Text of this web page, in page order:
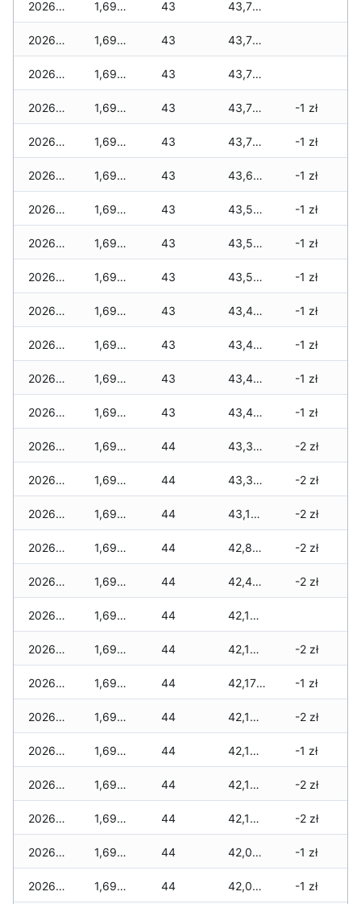
2026-06-30 1,690 zł 43 43,735 zł
2026-06-28 1,690 zł 43 43,725 zł
2026-06-27 1,690 zł 43 43,715 zł
2026-06-26 1,690 zł 43 43,715 zł -1 zł
2026-06-25 1,690 zł 43 43,715 zł -1 zł
2026-06-24 1,690 zł 43 43,615 zł -1 zł
2026-06-23 1,690 zł 43 43,580 zł -1 zł
2026-06-22 1,690 zł 43 43,510 zł -1 zł
2026-06-21 1,690 zł 43 43,500 zł -1 zł
2026-06-20 1,690 zł 43 43,455 zł -1 zł
2026-06-19 1,690 zł 43 43,455 zł -1 zł
2026-06-18 1,690 zł 43 43,430 zł -1 zł
2026-06-17 1,690 zł 43 43,420 zł -1 zł
2026-06-16 1,690 zł 44 43,385 zł -2 zł
2026-06-15 1,690 zł 44 43,385 zł -2 zł
2026-06-14 1,690 zł 44 43,170 zł -2 zł
2026-06-13 1,690 zł 44 42,840 zł -2 zł
2026-06-12 1,690 zł 44 42,410 zł -2 zł
2026-06-11 1,690 zł 44 42,190 zł
2026-06-10 1,690 zł 44 42,190 zł -2 zł
2026-06-09 1,690 zł 44 42,170 zł -1 zł
2026-06-07 1,690 zł 44 42,160 zł -2 zł
2026-06-06 1,690 zł 44 42,160 zł -1 zł
2026-06-05 1,690 zł 44 42,160 zł -2 zł
2026-06-04 1,690 zł 44 42,160 zł -2 zł
2026-06-03 1,690 zł 44 42,080 zł -1 zł
2026-06-02 1,690 zł 44 42,080 zł -1 zł